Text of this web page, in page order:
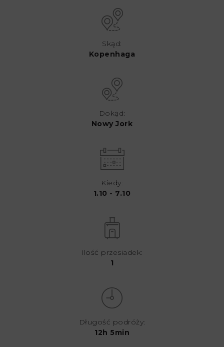
Skąd:
Kopenhaga
Dokąd:
Nowy Jork
Kiedy:
1.10 - 7.10
Ilość przesiadek:
1
Długość podróży:
12h 5min